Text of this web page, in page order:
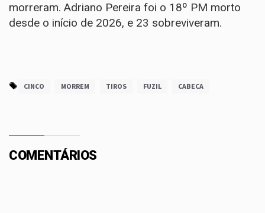
morreram. Adriano Pereira foi o 18º PM morto
desde o início de 2026, e 23 sobreviveram.
CINCO MORREM TIROS FUZIL CABECA
COMENTÁRIOS